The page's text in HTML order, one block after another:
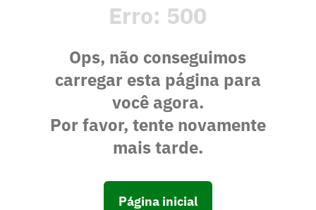
Erro: 500
Ops, não conseguimos
carregar esta página para
você agora.
Por favor, tente novamente
mais tarde.
Página inicial